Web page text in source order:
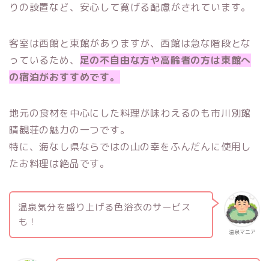
りの設置など、安心して寛げる配慮がされています。
客室は西館と東館がありますが、西館は急な階段とな
っているため、 足の不自由な方や高齢者の方は東館へ
の宿泊がおすすめです。
地元の食材を中心にした料理が味わえるのも市川別館
晴観荘の魅力の一つです。
特に、海なし県ならではの山の幸をふんだんに使用し
たお料理は絶品です。
温泉マニア
温泉気分を盛り上げる色浴衣のサービス
も！